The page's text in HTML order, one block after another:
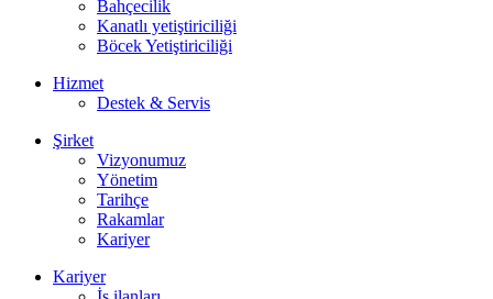
Bahçecilik
Kanatlı yetiştiriciliği
Böcek Yetiştiriciliği
Hizmet
Destek & Servis
Şirket
Vizyonumuz
Yönetim
Tarihçe
Rakamlar
Kariyer
Kariyer